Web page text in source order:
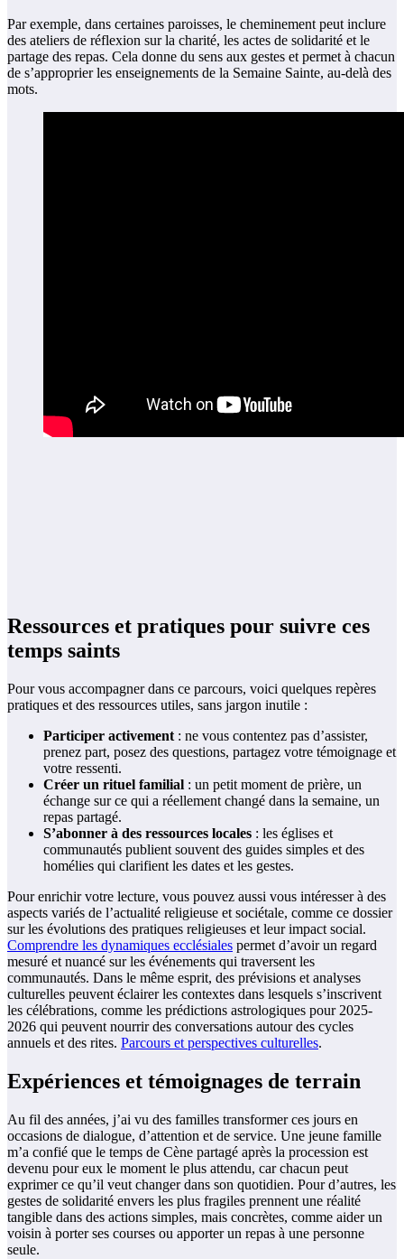
Par exemple, dans certaines paroisses, le cheminement peut inclure
des ateliers de réflexion sur la charité, les actes de solidarité et le
partage des repas. Cela donne du sens aux gestes et permet à chacun
de s’approprier les enseignements de la Semaine Sainte, au-delà des
mots.
Ressources et pratiques pour suivre ces
temps saints
Pour vous accompagner dans ce parcours, voici quelques repères
pratiques et des ressources utiles, sans jargon inutile :
Participer activement : ne vous contentez pas d’assister,
prenez part, posez des questions, partagez votre témoignage et
votre ressenti.
Créer un rituel familial : un petit moment de prière, un
échange sur ce qui a réellement changé dans la semaine, un
repas partagé.
S’abonner à des ressources locales : les églises et
communautés publient souvent des guides simples et des
homélies qui clarifient les dates et les gestes.
Pour enrichir votre lecture, vous pouvez aussi vous intéresser à des
aspects variés de l’actualité religieuse et sociétale, comme ce dossier
sur les évolutions des pratiques religieuses et leur impact social.
Comprendre les dynamiques ecclésiales permet d’avoir un regard
mesuré et nuancé sur les événements qui traversent les
communautés. Dans le même esprit, des prévisions et analyses
culturelles peuvent éclairer les contextes dans lesquels s’inscrivent
les célébrations, comme les prédictions astrologiques pour 2025-
2026 qui peuvent nourrir des conversations autour des cycles
annuels et des rites. Parcours et perspectives culturelles.
Expériences et témoignages de terrain
Au fil des années, j’ai vu des familles transformer ces jours en
occasions de dialogue, d’attention et de service. Une jeune famille
m’a confié que le temps de Cène partagé après la procession est
devenu pour eux le moment le plus attendu, car chacun peut
exprimer ce qu’il veut changer dans son quotidien. Pour d’autres, les
gestes de solidarité envers les plus fragiles prennent une réalité
tangible dans des actions simples, mais concrètes, comme aider un
voisin à porter ses courses ou apporter un repas à une personne
seule.